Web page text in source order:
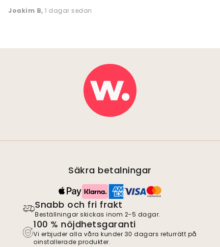
Joakim B, 1 dagar sedan
Säkra betalningar
Snabb och fri frakt
Beställningar skickas inom 2-5 dagar.
100 % nöjdhetsgaranti
Vi erbjuder alla våra kunder 30 dagars returrätt på
oinstallerade produkter.